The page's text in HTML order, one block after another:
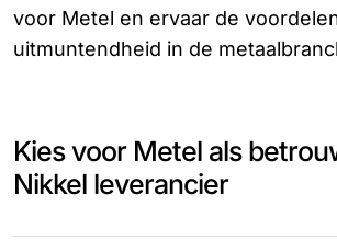
voor Metel en ervaar de
uitmuntendheid in de
Kies voor Metel als
Nikkel leverancier